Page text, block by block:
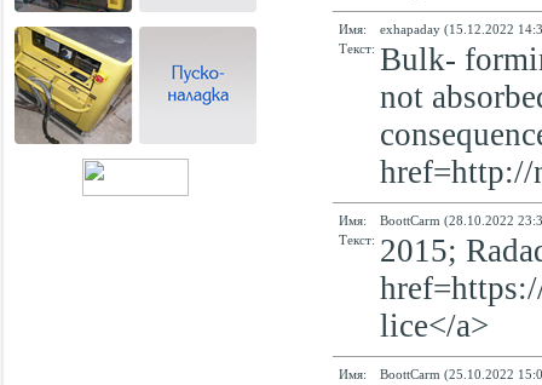
Имя:
exhapaday (15.12.2022
Текст: Bulk-
not
href=http://
Имя:
BoottCarm (28.10.2022
Текст: 2015;
lice</a>
Имя:
BoottCarm (25.10.2022